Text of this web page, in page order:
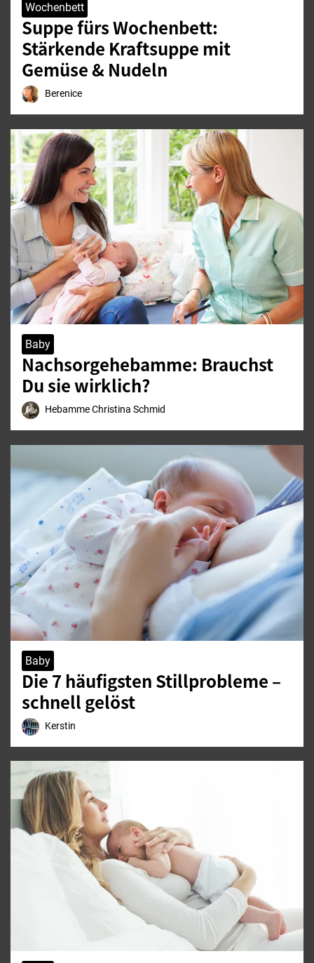
Wochenbett
Suppe fürs Wochenbett:
Stärkende Kraftsuppe mit
Gemüse & Nudeln
Berenice
Baby
Nachsorgehebamme: Brauchst
Du sie wirklich?
Hebamme Christina Schmid
Baby
Die 7 häufigsten Stillprobleme –
schnell gelöst
Kerstin